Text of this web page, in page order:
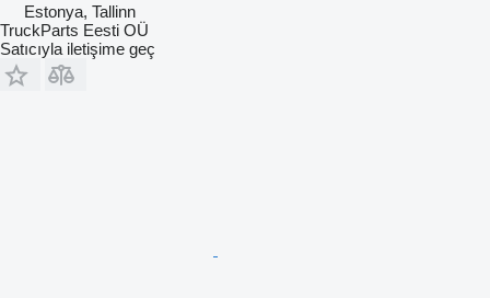
Estonya, Tallinn
TruckParts Eesti OÜ
Satıcıyla iletişime geç